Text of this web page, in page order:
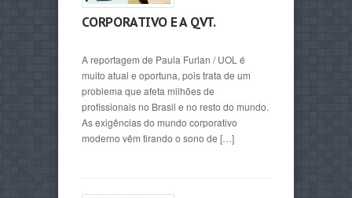
CORPORATIVO E A QVT.
A reportagem de Paula Furlan / UOL é
muito atual e oportuna, pois trata de um
problema que afeta milhões de
profissionais no Brasil e no resto do mundo.
As exigências do mundo corporativo
moderno vêm tirando o sono de […]